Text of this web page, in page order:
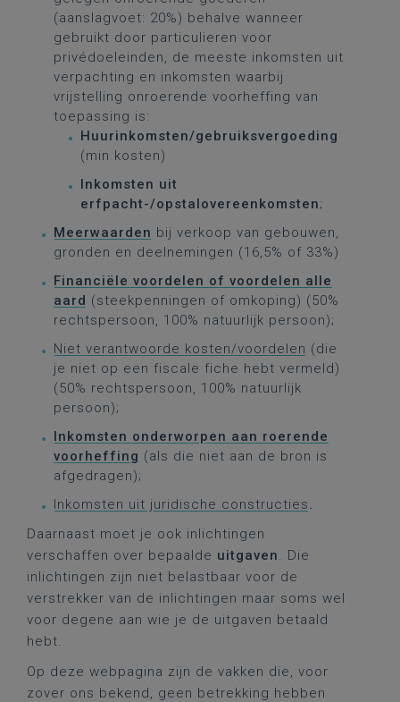
(aanslagvoet: 20%) behalve wanneer
gebruikt door particulieren voor
privédoeleinden, de meeste inkomsten uit
verpachting en inkomsten waarbij
vrijstelling onroerende voorheffing van
toepassing is:
Huurinkomsten/gebruiksvergoeding
(min kosten)
Inkomsten uit
erfpacht-/opstalovereenkomsten;
Meerwaarden bij verkoop van gebouwen,
gronden en deelnemingen (16,5% of 33%)
Financiële voordelen of voordelen alle
aard (steekpenningen of omkoping) (50%
rechtspersoon, 100% natuurlijk persoon);
Niet verantwoorde kosten/voordelen (die
je niet op een fiscale fiche hebt vermeld)
(50% rechtspersoon, 100% natuurlijk
persoon);
Inkomsten onderworpen aan roerende
voorheffing (als die niet aan de bron is
afgedragen);
Inkomsten uit juridische constructies.
Daarnaast moet je ook inlichtingen
verschaffen over bepaalde uitgaven. Die
inlichtingen zijn niet belastbaar voor de
verstrekker van de inlichtingen maar soms wel
voor degene aan wie je de uitgaven betaald
hebt.
Op deze webpagina zijn de vakken die, voor
zover ons bekend, geen betrekking hebben